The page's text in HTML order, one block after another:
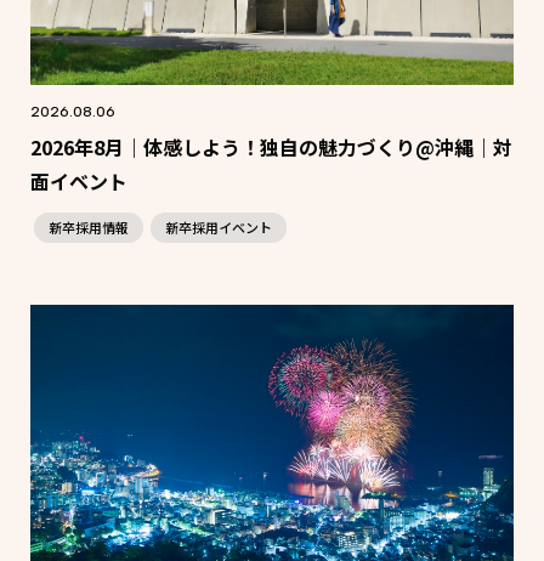
2026.08.06
2026年8月｜体感しよう！独自の魅力づくり@沖縄｜対
面イベント
新卒採用情報 新卒採用イベント